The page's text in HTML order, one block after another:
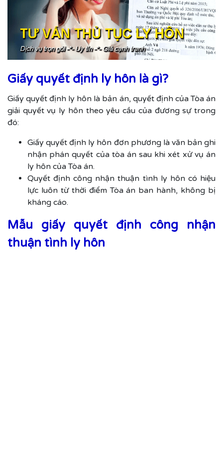
Giấy quyết định ly hôn là gì?
Giấy quyết định ly hôn là bản án, quyết định của Tòa án
giải quyết vụ ly hôn theo yêu cầu của đương sự trong
đó:
Giấy quyết định ly hôn đơn phương là văn bản ghi
nhận phán quyết của tòa án sau khi xét xử vụ án
ly hôn của Tòa án.
Quyết định công nhận thuận tình ly hôn có hiệu
lực luôn từ thời điểm Tòa án ban hành, không bị
kháng cáo.
Mẫu giấy quyết định công nhận
thuận tình ly hôn